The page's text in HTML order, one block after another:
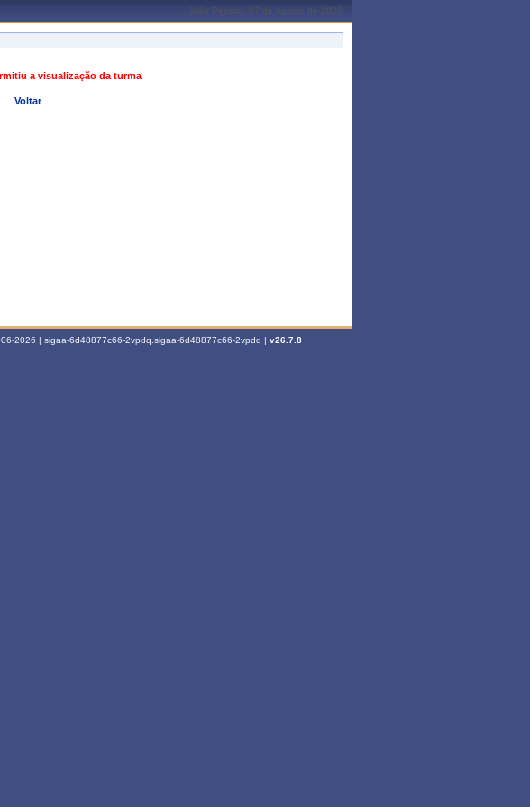
João Pessoa, 07 de Agosto de 2026
a visualização da turma
Voltar
2026 | sigaa-6d48877c66-2vpdq.sigaa-6d48877c66-2vpdq | v26.7.8